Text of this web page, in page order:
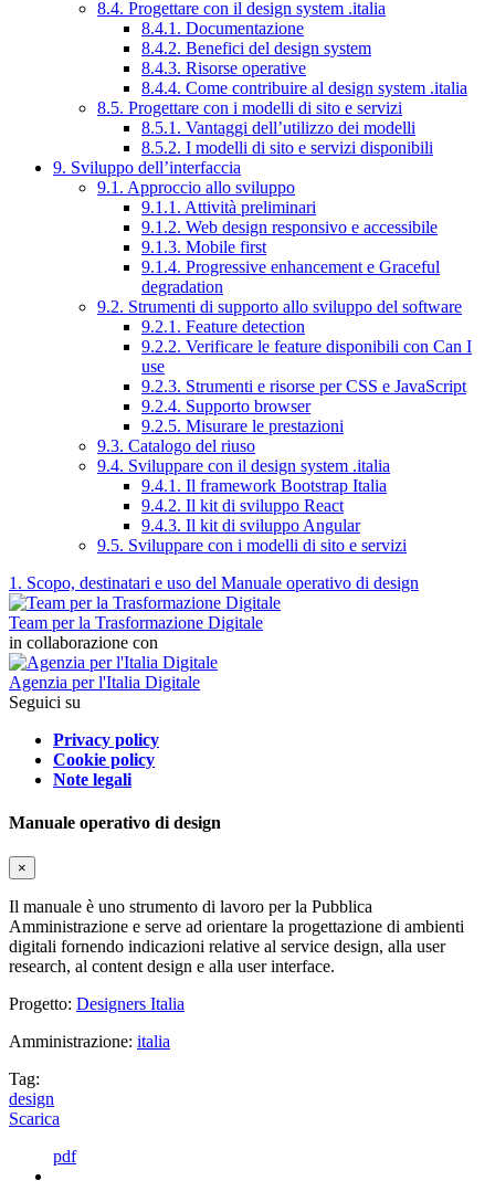
8.4. Progettare con il design system .italia
8.4.1. Documentazione
8.4.2. Benefici del design system
8.4.3. Risorse operative
8.4.4. Come contribuire al design system .italia
8.5. Progettare con i modelli di sito e servizi
8.5.1. Vantaggi dell’utilizzo dei modelli
8.5.2. I modelli di sito e servizi disponibili
9. Sviluppo dell’interfaccia
9.1. Approccio allo sviluppo
9.1.1. Attività preliminari
9.1.2. Web design responsivo e accessibile
9.1.3. Mobile first
9.1.4. Progressive enhancement e Graceful
degradation
9.2. Strumenti di supporto allo sviluppo del software
9.2.1. Feature detection
9.2.2. Verificare le feature disponibili con Can I
use
9.2.3. Strumenti e risorse per CSS e JavaScript
9.2.4. Supporto browser
9.2.5. Misurare le prestazioni
9.3. Catalogo del riuso
9.4. Sviluppare con il design system .italia
9.4.1. Il framework Bootstrap Italia
9.4.2. Il kit di sviluppo React
9.4.3. Il kit di sviluppo Angular
9.5. Sviluppare con i modelli di sito e servizi
1. Scopo, destinatari e uso del Manuale operativo di design
Team per la Trasformazione Digitale
in collaborazione con
Agenzia per l'Italia Digitale
Seguici su
Privacy policy
Cookie policy
Note legali
Manuale operativo di design
×
Il manuale è uno strumento di lavoro per la Pubblica
Amministrazione e serve ad orientare la progettazione di ambienti
digitali fornendo indicazioni relative al service design, alla user
research, al content design e alla user interface.
Progetto: Designers Italia
Amministrazione: italia
Tag:
design
Scarica
pdf